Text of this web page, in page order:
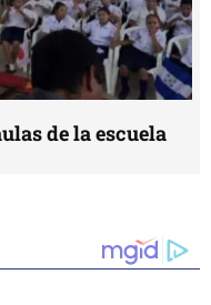
de la escuela